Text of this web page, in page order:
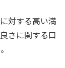
対する高い満
さに関する口